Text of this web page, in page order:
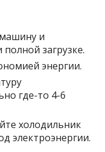
и
загрузке.
энергии.
где-то 4-6
холодильник
электроэнергии.